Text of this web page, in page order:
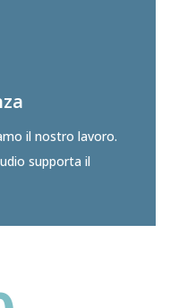
il nostro lavoro.
supporta il